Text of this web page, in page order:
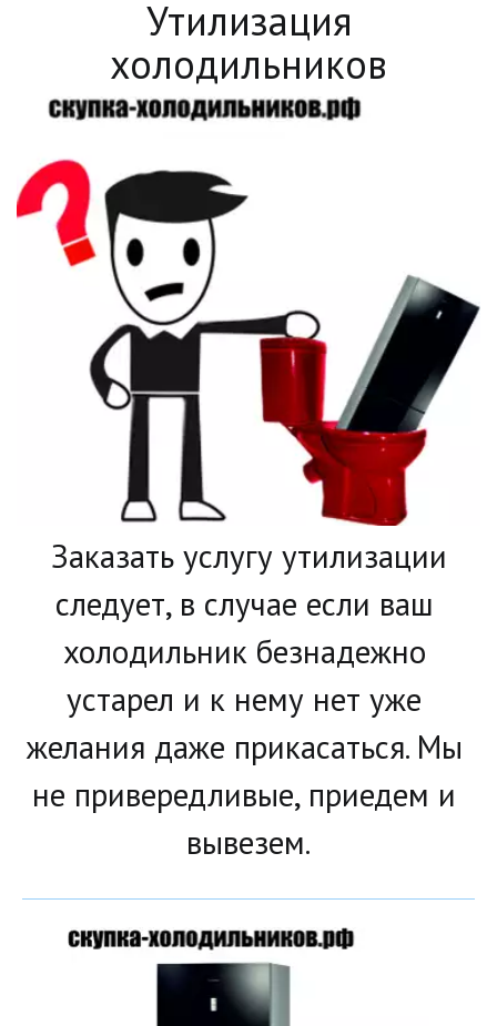
Утилизация
холодильников
Заказать услугу утилизации
следует, в случае если ваш
холодильник безнадежно
устарел и к нему нет уже
желания даже прикасаться. Мы
не привередливые, приедем и
вывезем.